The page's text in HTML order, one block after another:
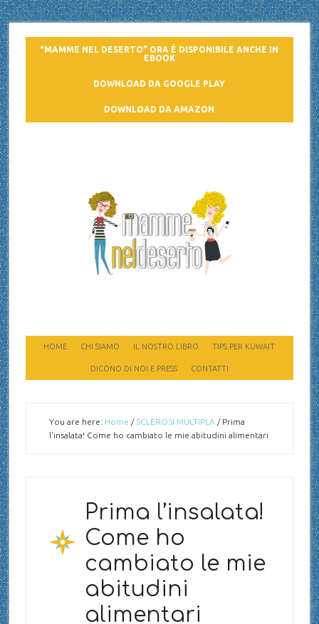
“MAMME NEL DESERTO” ORA È DISPONIBILE ANCHE IN
EBOOK
DOWNLOAD DA GOOGLE PLAY
DOWNLOAD DA AMAZON
HOME CHI SIAMO IL NOSTRO LIBRO TIPS PER KUWAIT
DICONO DI NOI E PRESS CONTATTI
You are here: Home / SCLEROSI MULTIPLA /Prima
l’insalata! Come ho cambiato le mie abitudini alimentari
Prima l’insalata!
Come ho
cambiato le mie
abitudini
alimentari